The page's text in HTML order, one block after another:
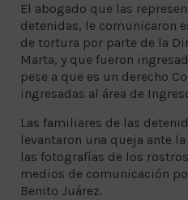
El abogado que las
detenidas, le comunicaron
de tortura por parte de la
Marta, y que fueron
pese a que es un derecho
ingresadas al área de
Las familiares de las
levantaron una queja ante
las fotografías de los
medios de comunicación
Benito Juárez.